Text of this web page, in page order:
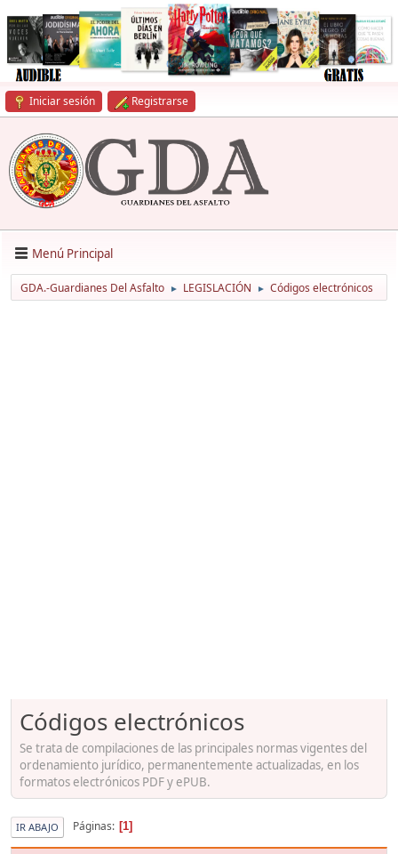
Iniciar sesión Registrarse
Menú Principal
GDA.-Guardianes Del Asfalto ► LEGISLACIÓN ► Códigos electrónicos
Códigos electrónicos
Se trata de compilaciones de las principales normas vigentes del
ordenamiento jurídico, permanentemente actualizadas, en los
formatos electrónicos PDF y ePUB.
IR ABAJO Páginas 1